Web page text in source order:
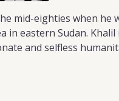
mid-eighties when he
in eastern Sudan. Khalil
and selfless